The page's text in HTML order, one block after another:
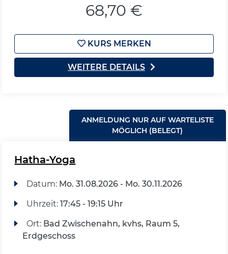
68,70 €
KURS MERKEN
WEITERE DETAILS
ANMELDUNG NUR AUF WARTELISTE
MÖGLICH (BELEGT)
Hatha-Yoga
Datum: Mo. 31.08.2026 - Mo. 30.11.2026
Uhrzeit: 17:45 - 19:15 Uhr
Ort: Bad Zwischenahn, kvhs, Raum 5,
Erdgeschoss